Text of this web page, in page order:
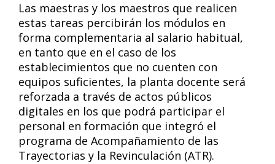
Las maestras y los maestros que realicen
estas tareas percibirán los módulos en
forma complementaria al salario habitual,
en tanto que en el caso de los
establecimientos que no cuenten con
equipos suficientes, la planta docente será
reforzada a través de actos públicos
digitales en los que podrá participar el
personal en formación que integró el
programa de Acompañamiento de las
Trayectorias y la Revinculación (ATR).